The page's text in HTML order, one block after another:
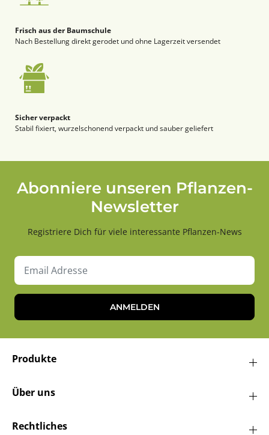
Frisch aus der Baumschule
Nach Bestellung direkt gerodet und ohne Lagerzeit versendet
Sicher verpackt
Stabil fixiert, wurzelschonend verpackt und sauber geliefert
Abonniere unseren Pflanzen-
Newsletter
Registriere Dich für viele interessante Pflanzen-News
ANMELDEN
Produkte
Über uns
Rechtliches